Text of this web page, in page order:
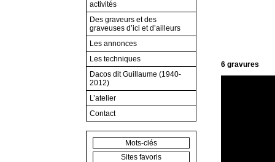
6 gravures
activités
Des graveurs et des
graveuses d’ici et d’ailleurs
Les annonces
Les techniques
Dacos dit Guillaume (1940-
2012)
L’atelier
Contact
Mots-clés
Sites favoris